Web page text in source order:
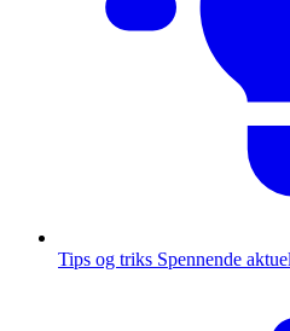
Tips og triks Spennende